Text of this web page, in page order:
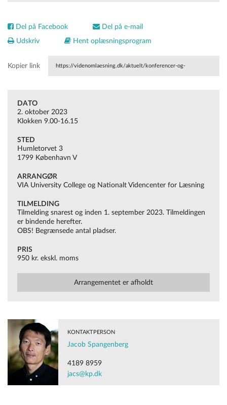
Del på Facebook
Del på e-mail
Udskriv
Hent oplæsningsprogram
Kopier link https://videnomlaesning.dk/aktuelt/konferencer-og-
DATO
2. oktober 2023
Klokken 9.00-16.15
STED
Humletorvet 3
1799 København V
ARRANGØR
VIA University College og Nationalt Videncenter for Læsning
TILMELDING
Tilmelding snarest og inden 1. september 2023. Tilmeldingen
er bindende herefter.
OBS! Begrænsede antal pladser.
PRIS
950 kr. ekskl. moms
Arrangementet er afholdt
KONTAKTPERSON
Jacob Spangenberg
4189 8959
jacs@kp.dk